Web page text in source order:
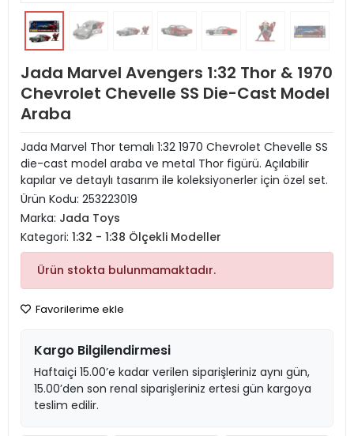
Jada Marvel Avengers 1:32 Thor & 1970
Chevrolet Chevelle SS Die-Cast Model
Araba
Jada Marvel Thor temalı 1:32 1970 Chevrolet Chevelle SS
die-cast model araba ve metal Thor figürü. Açılabilir
kapılar ve detaylı tasarım ile koleksiyonerler için özel set.
Ürün Kodu: 253223019
Marka: Jada Toys
Kategori: 1:32 - 1:38 Ölçekli Modeller
Ürün stokta bulunmamaktadır.
Favorilerime ekle
Kargo Bilgilendirmesi
Haftaiçi 15.00’e kadar verilen siparişleriniz aynı gün,
15.00’den son renal siparişleriniz ertesi gün kargoya
teslim edilir.